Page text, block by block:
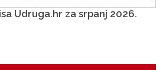
Udruga.hr za srpanj 2026.